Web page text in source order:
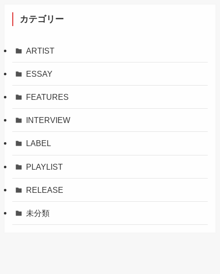
カテゴリー
ARTIST
ESSAY
FEATURES
INTERVIEW
LABEL
PLAYLIST
RELEASE
未分類